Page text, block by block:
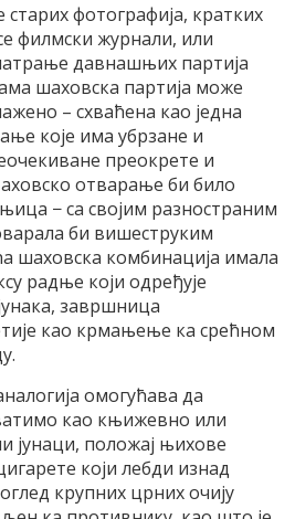
фотографија, кратких
филмски журнали, или
давнашњих партија
шаховска партија може
– схваћена као једна
које има убрзане и
преокрете и
отварање би било
− са својим разностраним
би вишеструким
шаховска комбинација имала
радње који одређује
завршница
као крмањење ка срећном
омогућава да
као књижевно или
јунаци, положај њихове
који лебди изнад
крупних црних очију